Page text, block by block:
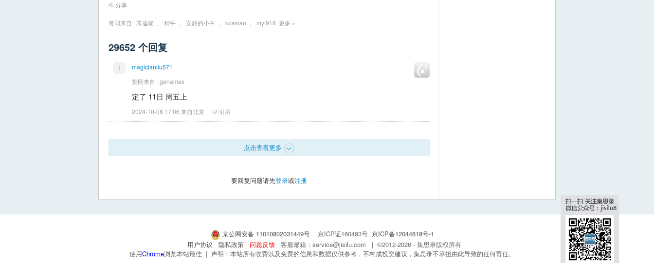
分享
赞同来自: 朱迪喵 精牛 安静的小白 kosman myi918 更多 »
29652 个回复
1
magicianliu571
赞同来自: genamax
定了 11日 周五上
2024-10-08 17:06 来自北京 引用
点击查看更多
要回复问题请先登录或注册
京公网安备 11010802031449号 京ICP证160493号 京ICP备12044618号-1
用户协议
隐私政策 问题反馈
客服邮箱：service@jisilu.com | ©2012-2026 - 集思录版权所有
使用Chrome浏览本站最佳 | 声明：本站所有收费以及免费的信息和数据仅供参考，不构成投资建议，集思录不承担由此导致的任何责任。